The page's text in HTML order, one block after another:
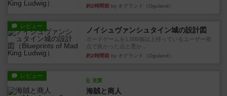
約2時間前 by オグランド（Oguland）
レビュー ノイシュヴァンシュタイン城の設計図
ボードゲームを1,000個以上持っているユーザー視
点で良かった点と悪か...
約2時間前 by オグランド（Oguland）
レビュー
充実
海賊と商人